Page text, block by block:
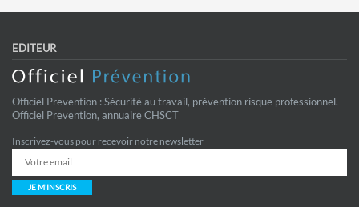
EDITEUR
Officiel Prevention : Sécurité au travail, prévention risque professionnel.
Officiel Prevention, annuaire CHSCT
Inscrivez-vous pour recevoir notre newsletter
JE M'INSCRIS